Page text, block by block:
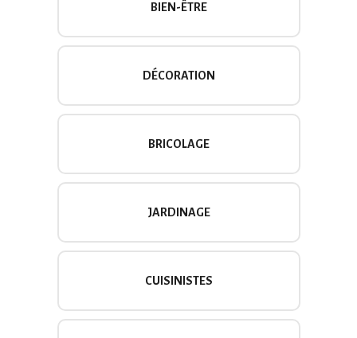
BIEN-ÊTRE
DÉCORATION
BRICOLAGE
JARDINAGE
CUISINISTES